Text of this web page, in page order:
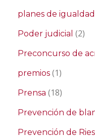
planes de igualdad
Poder judicial (2)
Preconcurso de
premios (1)
Prensa (18)
Prevención de
Prevención de